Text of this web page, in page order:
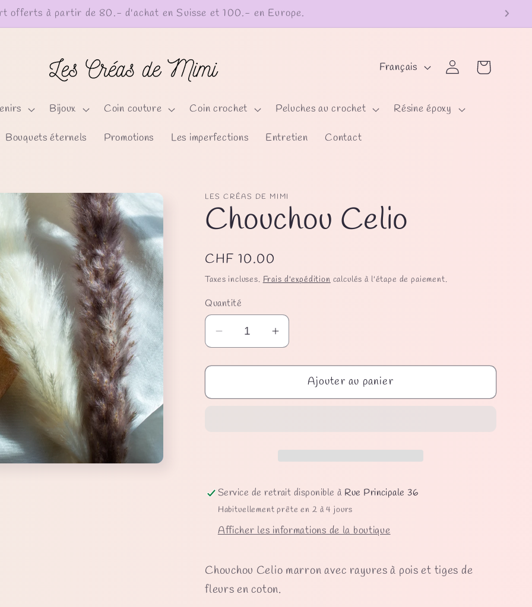
Les Pampilles : C'est par ici !
Bijoux Coin couture Coin crochet Peluches au crochet Résine époxy
Bouquets éternels Promotions Les imperfections Entretien Contact
L
n
Français Connexion Panier
LES CRÉAS DE MIMI
Chouchou Celio
Prix
habituel
CHF 10.00
Taxes incluses. Frais d'expédition calculés à l'étape de paiement.
Quantité
Réduire
la
quantité
Chouchou
Augmenter
la
quantité
Chouchou
Ajouter au panier
Service de retrait disponible à Rue Principale 36
Habituellement prête en 2 à 4 jours
Afficher les informations de la boutique
Chouchou Celio marron avec rayures à pois et tiges de
fleurs en coton.